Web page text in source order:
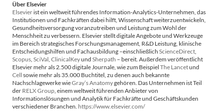
Über Elsevier
Elsevierist ein weltweit führendes Information-Analytics-Unternehmen, das
Institutionen und Fachkräften dabei hilft, Wissenschaft weiterzuentwickeln,
Gesundheitsversorgung voranzutreiben und Leistung zum Wohl der
Menschheit zu verbessern. Elsevier stellt digitale Angebote und Werkzeuge
im Bereich strategisches Forschungsmanagement, R&D Leistung, klinische
Entscheidungshilfen und Fachausbildung –einschließlich ScienceDirect,
Scopus, SciVal, ClinicalKeyund Sherpath – bereit. Außerdem veröffentlicht
Elsevier mehr als 2.500 digitale Journale, wie zum Beispiel The Lancetund
Cell sowie mehr als 35.000 Buchtitel, zu denen auch bekannte
Nachschlagewerke wieGray’s Anatomygehören. Das Unternehmen ist Teil
der RELX Group, einem weltweit führenden Anbieter von
Informationslösungen und Analytik für Fachkräfte und Geschäftskunden
verschiedener Branchen. https://www.elsevier.com/